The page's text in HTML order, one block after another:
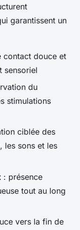
garantissent un
contact douce et
sensoriel
du
stimulations
ciblée des
les sons et les
: présence
tout au long
vers la fin de